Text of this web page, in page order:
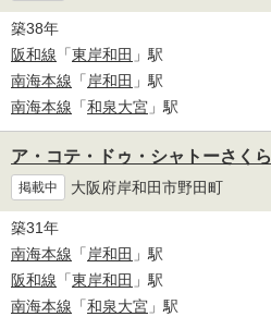
築38年
阪和線 「東岸和田 」駅
南海本線 「岸和田 」駅
南海本線 「和泉大宮 」駅
ア・コテ・ドゥ・シャトーさくら
掲載中 大阪府岸和田市野田町
築31年
南海本線 「岸和田 」駅
阪和線 「東岸和田 」駅
南海本線 「和泉大宮 」駅